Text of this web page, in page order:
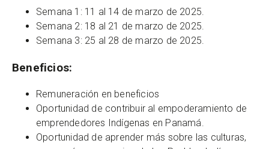
Semana 1: 11 al 14 de marzo de 2025.
Semana 2: 18 al 21 de marzo de 2025.
Semana 3: 25 al 28 de marzo de 2025.
Beneficios:
Remuneración en beneficios
Oportunidad de contribuir al empoderamiento de
emprendedores Indígenas en Panamá.
Oportunidad de aprender más sobre las culturas,